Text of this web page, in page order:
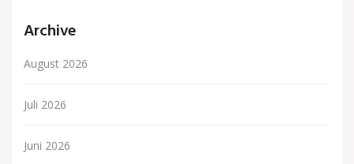
Archive
August 2026
Juli 2026
Juni 2026